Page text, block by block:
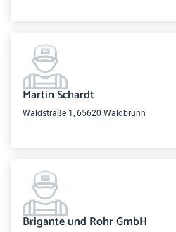
Martin Schardt
Waldstraße 1, 65620 Waldbrunn
Brigante und Rohr GmbH